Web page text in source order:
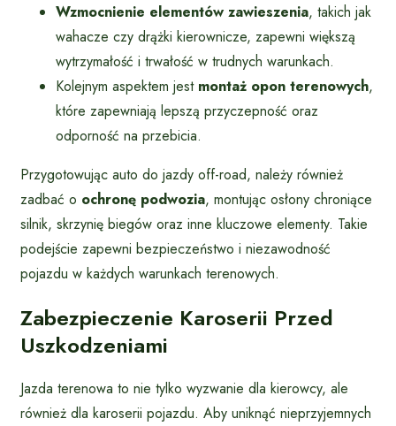
Wzmocnienie elementów zawieszenia, takich jak
wahacze czy drążki kierownicze, zapewni większą
wytrzymałość i trwałość w trudnych warunkach.
Kolejnym aspektem jest montaż opon terenowych,
które zapewniają lepszą przyczepność oraz
odporność na przebicia.
Przygotowując auto do jazdy off-road, należy również
zadbać o ochronę podwozia, montując osłony chroniące
silnik, skrzynię biegów oraz inne kluczowe elementy. Takie
podejście zapewni bezpieczeństwo i niezawodność
pojazdu w każdych warunkach terenowych.
Zabezpieczenie Karoserii Przed
Uszkodzeniami
Jazda terenowa to nie tylko wyzwanie dla kierowcy, ale
również dla karoserii pojazdu. Aby uniknąć nieprzyjemnych